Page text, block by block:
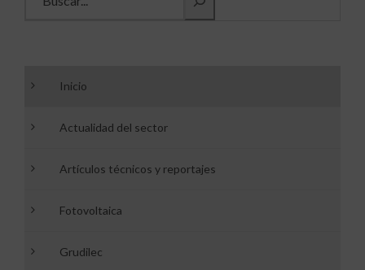
Inicio
Actualidad del sector
Artículos técnicos y reportajes
Fotovoltaica
Grudilec